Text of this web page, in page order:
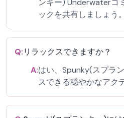
ンキー) Underwaterコ
ックを共有しましょう。
Q:リラックスできますか？
A:はい、Spunky(スプラ
スできる穏やかなアク